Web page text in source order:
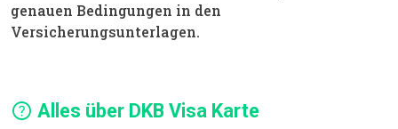
genauen Bedingungen in den
Versicherungsunterlagen.
help Alles über DKB Visa Karte